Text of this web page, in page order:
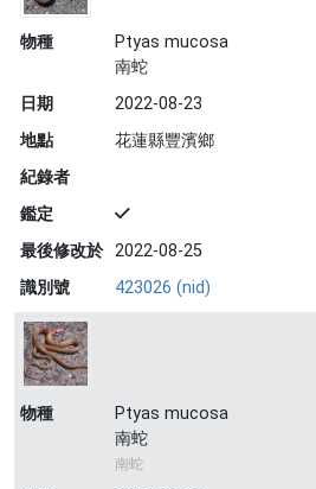
物種
Ptyas mucosa
南蛇
日期
2022-08-23
地點
花蓮縣豐濱鄉
紀錄者
鑑定
最後修改於 2022-08-25
識別號
423026 (nid)
物種
Ptyas mucosa
南蛇
南蛇